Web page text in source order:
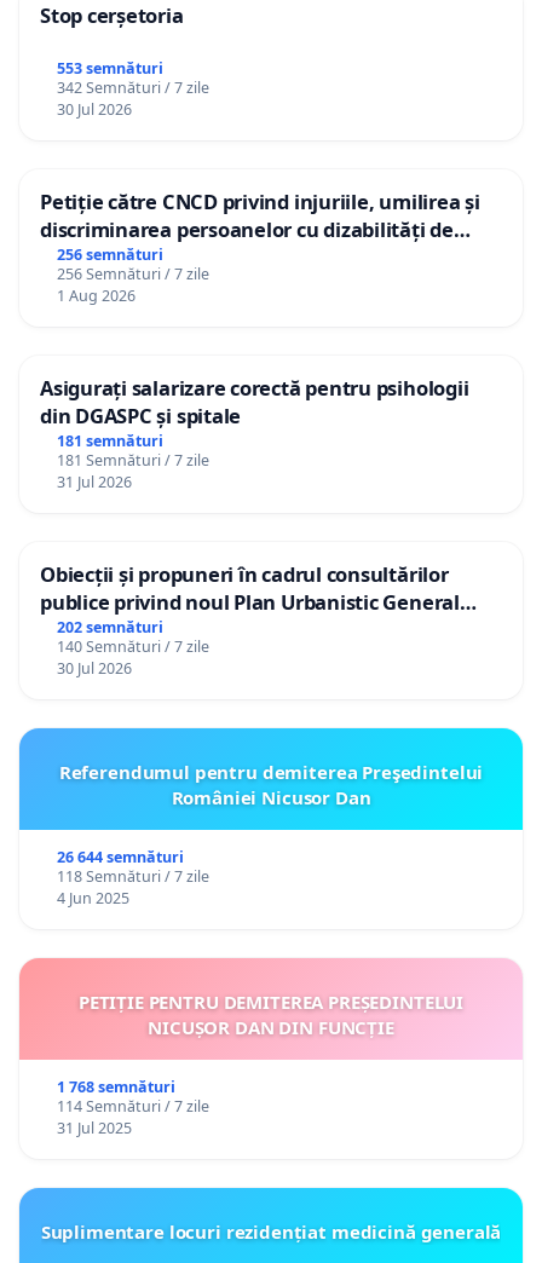
Stop cerșetoria
553 semnături
342 Semnături / 7 zile
30 Jul 2026
Petiție către CNCD privind injuriile, umilirea și
discriminarea persoanelor cu dizabilități de
către utilizatorul TikTok „Gorici”
256 semnături
256 Semnături / 7 zile
1 Aug 2026
Asigurați salarizare corectă pentru psihologii
din DGASPC și spitale
181 semnături
181 Semnături / 7 zile
31 Jul 2026
Obiecții și propuneri în cadrul consultărilor
publice privind noul Plan Urbanistic General
(PUG) Ialoveni
202 semnături
140 Semnături / 7 zile
30 Jul 2026
Referendumul pentru demiterea Preşedintelui
României Nicusor Dan
26 644 semnături
118 Semnături / 7 zile
4 Jun 2025
PETIȚIE PENTRU DEMITEREA PREȘEDINTELUI
NICUȘOR DAN DIN FUNCȚIE
1 768 semnături
114 Semnături / 7 zile
31 Jul 2025
Suplimentare locuri rezidențiat medicină generală